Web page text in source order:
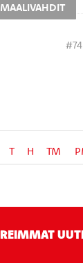
MAALIVAHDIT
#74
T H TM